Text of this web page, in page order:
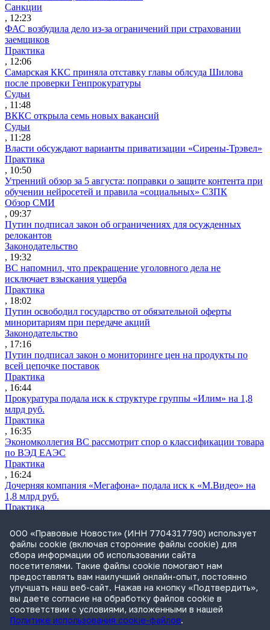
Санкции
, 12:23
ФАС возбудила дело из-за ограничений при страховании
заемщиков
Практика
, 12:06
Самарская ККС приняла отставку главы облсуда Шилова
после проверки Генпрокуратуры
Судьи
, 11:48
ВККС открыла семь новых вакансий
Судьи
, 11:28
Власти обсуждают варианты приватизации «Сирены-Трэвел»
Практика
, 10:50
Утренний обзор за 5 августа: поправки о защите контента при
обучении нейросетей и правила «социальных» СЗПК
Обзор СМИ
, 09:37
Путин подписал закон об ограничениях для осужденных
релокантов
Законодательство
, 19:32
ВС напомнил, что прекращение уголовного дела не
исключает взыскания ущерба
Практика
, 18:02
Путин освободил государство от обязательной оферты
миноритариям при передаче акций
Законодательство
, 17:16
Путин подписал закон о мониторинге цен на продукты по
всей цепочке поставок
Практика
, 16:44
Прокуратура подала иск к структуре группы «Илим» на 1,8
млрд руб.
Практика
, 16:35
Экономколлегия ВС рассмотрит спор о классификации товара
по ВЭД ЕАЭС
Практика
, 16:24
Дочерняя компания «Мегафона» подала иск к «М.Видео» на
1,8 млрд руб.
Практика
СИП проверит отмену патента на систему управления
устройствами после возражений «Яндекса»
Практика
, 15:17
Суды 10 стран рассматривают иски российской «дочки»
Google о возврате дивидендов
Международная практика
, 14:09
ООО «Правовые Новости» (ИНН 7704317790) использует
файлы cookie (включая сторонние файлы cookie) для
сбора информации об использовании сайта
посетителями. Такие файлы cookie помогают нам
предоставлять вам наилучший онлайн-опыт, постоянно
улучшать наш веб-сайт. Нажав на кнопку «Подтвердить»,
вы даете согласие на обработку файлов cookie в
соответствии с условиями, изложенными в нашей
Политике использования cookie-файлов.